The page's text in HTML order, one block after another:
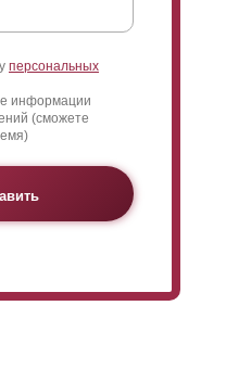
персональных
информации
(сможете